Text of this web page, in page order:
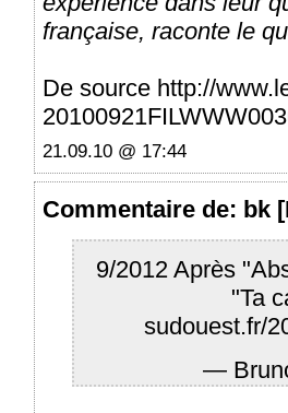
française, raconte le
De source http://
21.09.10 @ 17:44
Commentaire de: bk
9/2012 Après
"Ta
sudouest.fr/
—